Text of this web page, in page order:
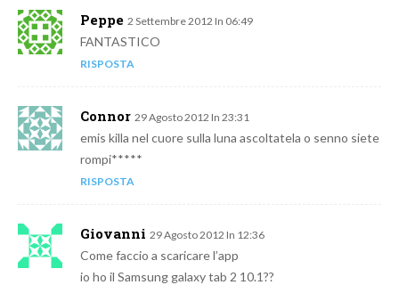
Peppe 2 Settembre 2012 In 06:49
FANTASTICO
RISPOSTA
Connor 29 Agosto 2012 In 23:31
emis killa nel cuore sulla luna ascoltatela o senno siete
rompi*****
RISPOSTA
Giovanni 29 Agosto 2012 In 12:36
Come faccio a scaricare l’app
io ho il Samsung galaxy tab 2 10.1??